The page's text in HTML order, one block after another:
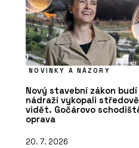
NOVINKY A NÁZORY
Nový stavební zákon
nádraží vykopali
vidět. Gočárovo
oprava
20. 7. 2026